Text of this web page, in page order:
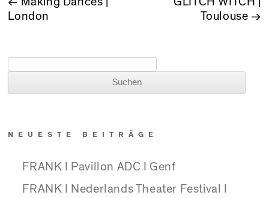
London
Toulouse →
NEUESTE BEITRÄGE
FRANK I Pavillon ADC I Genf
FRANK I Nederlands Theater Festival I